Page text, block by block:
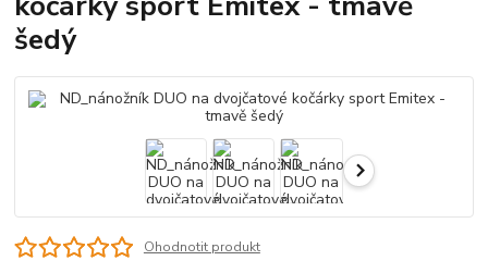
šedý
Ohodnotit produkt